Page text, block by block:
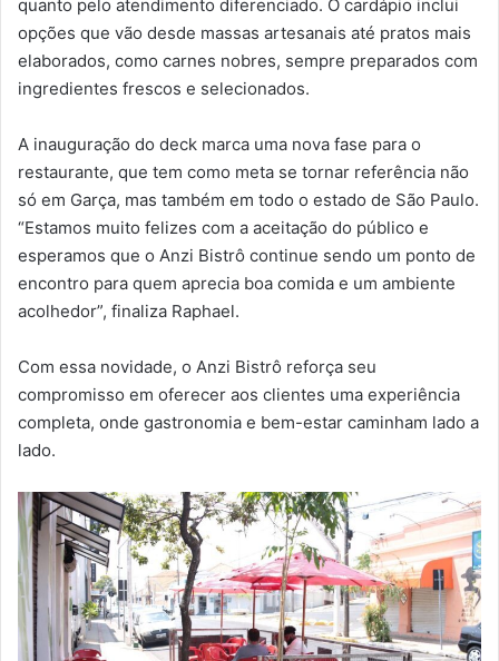
quanto pelo atendimento diferenciado. O cardápio inclui
opções que vão desde massas artesanais até pratos mais
elaborados, como carnes nobres, sempre preparados com
ingredientes frescos e selecionados.
A inauguração do deck marca uma nova fase para o
restaurante, que tem como meta se tornar referência não
só em Garça, mas também em todo o estado de São Paulo.
“Estamos muito felizes com a aceitação do público e
esperamos que o Anzi Bistrô continue sendo um ponto de
encontro para quem aprecia boa comida e um ambiente
acolhedor”, finaliza Raphael.
Com essa novidade, o Anzi Bistrô reforça seu
compromisso em oferecer aos clientes uma experiência
completa, onde gastronomia e bem-estar caminham lado a
lado.